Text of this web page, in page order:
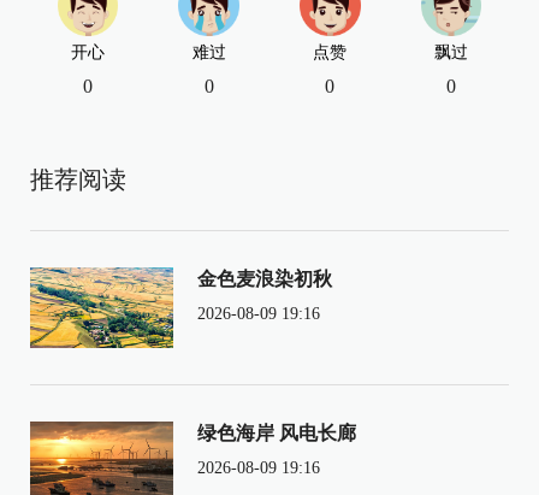
开心
0
难过
0
点赞
0
飘过
0
推荐阅读
金色麦浪染初秋
2026-08-09 19:16
绿色海岸 风电长廊
2026-08-09 19:16